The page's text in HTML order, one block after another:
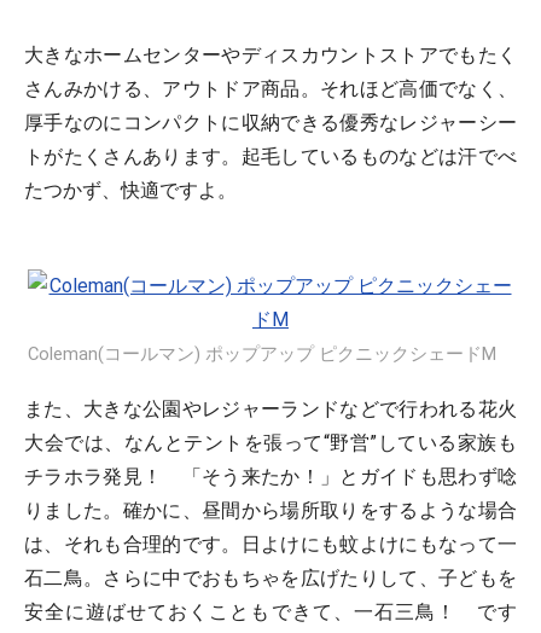
大きなホームセンターやディスカウントストアでもたく
さんみかける、アウトドア商品。それほど高価でなく、
厚手なのにコンパクトに収納できる優秀なレジャーシー
トがたくさんあります。起毛しているものなどは汗でべ
たつかず、快適ですよ。
Coleman(コールマン) ポップアップ ピクニックシェードM
また、大きな公園やレジャーランドなどで行われる花火
大会では、なんとテントを張って“野営”している家族も
チラホラ発見！ 「そう来たか！」とガイドも思わず唸
りました。確かに、昼間から場所取りをするような場合
は、それも合理的です。日よけにも蚊よけにもなって一
石二鳥。さらに中でおもちゃを広げたりして、子どもを
安全に遊ばせておくこともできて、一石三鳥！ です